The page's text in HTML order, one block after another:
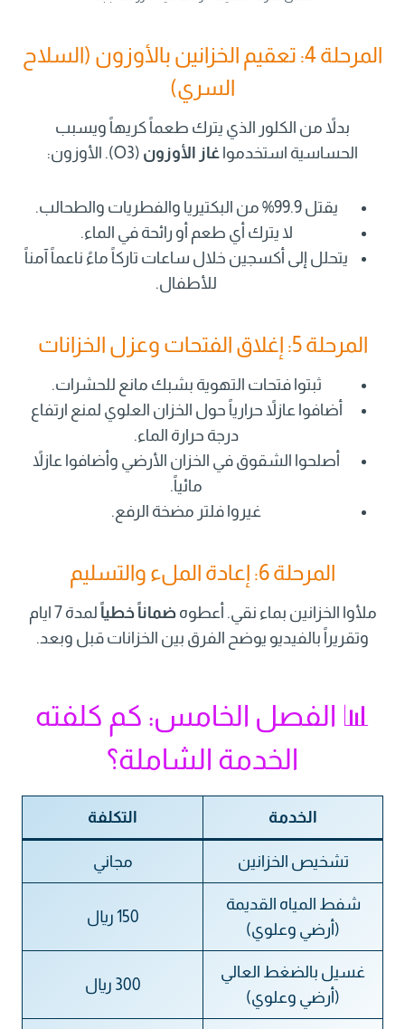
المرحلة 4: تعقيم الخزانين بالأوزون (السلاح
السري)
بدلاً من الكلور الذي يترك طعماً كريهاً ويسبب
الحساسية استخدموا غاز الأوزون (O3). الأوزون:
يقتل 99.9% من البكتيريا والفطريات والطحالب.
لا يترك أي طعم أو رائحة في الماء.
يتحلل إلى أكسجين خلال ساعات تاركاً ماءً ناعماً آمناً
للأطفال.
المرحلة 5: إغلاق الفتحات وعزل الخزانات
ثبتوا فتحات التهوية بشبك مانع للحشرات.
أضافوا عازلاً حرارياً حول الخزان العلوي لمنع ارتفاع
درجة حرارة الماء.
أصلحوا الشقوق في الخزان الأرضي وأضافوا عازلاً
مائياً.
غيروا فلتر مضخة الرفع.
المرحلة 6: إعادة الملء والتسليم
ملأوا الخزانين بماء نقي. أعطوهضماناً خطياً
لمدة 7 ايام
وتقريراً بالفيديو يوضح الفرق بين الخزانات قبل وبعد.
📊 الفصل الخامس: كم كلفته
الخدمة الشاملة؟
الخدمة التكلفة
تشخيص الخزانين مجاني
شفط المياه القديمة
(أرضي وعلوي)
150 ريال
غسيل بالضغط العالي
(أرضي وعلوي)
300 ريال